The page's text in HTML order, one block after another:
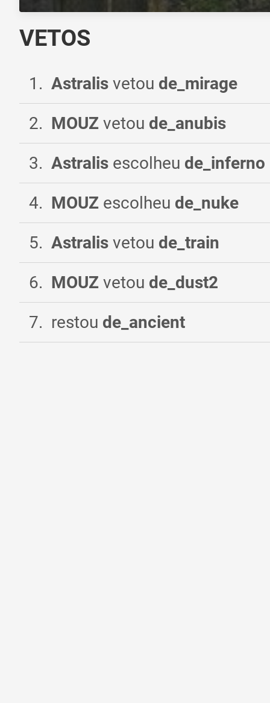
VETOS
1 . Astralis vetou de_mirage
2. MOUZ vetou de_anubis
3. Astralis escolheu de_inferno
4. MOUZ escolheu de_nuke
5. Astralis vetou de_train
6. MOUZ vetou de_dust2
7. restou de_ancient